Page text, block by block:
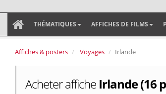
THÉMATIQUES AFFICHES DE FILMS
Affiches & posters Voyages Irlande
Acheter affiche Irlande (16